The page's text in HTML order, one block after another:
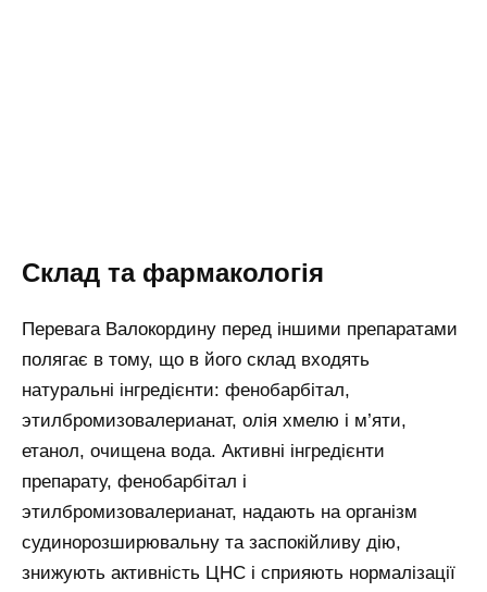
Склад та фармакологія
Перевага Валокордину перед іншими препаратами
полягає в тому, що в його склад входять
натуральні інгредієнти: фенобарбітал,
этилбромизовалерианат, олія хмелю і м’яти,
етанол, очищена вода. Активні інгредієнти
препарату, фенобарбітал і
этилбромизовалерианат, надають на організм
судинорозширювальну та заспокійливу дію,
знижують активність ЦНС і сприяють нормалізації